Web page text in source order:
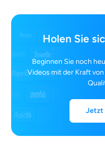
Holen Sie
Beginnen Sie noch
Videos mit der Kraft
Jetzt